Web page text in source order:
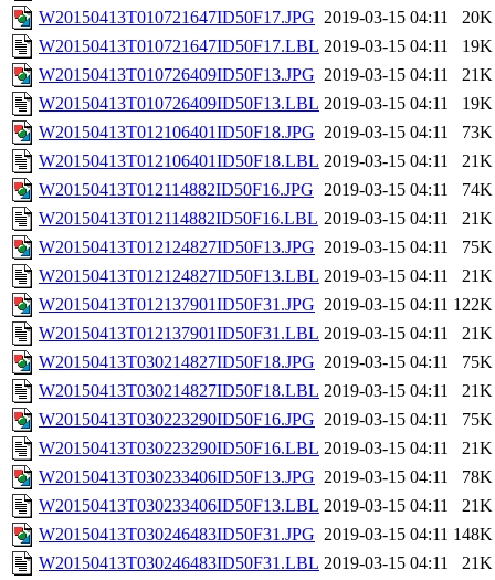
W20150413T010721647ID50F17.JPG 2019-03-15 04:11
20K
W20150413T010721647ID50F17.LBL 2019-03-15 04:11
19K
W20150413T010726409ID50F13.JPG 2019-03-15 04:11
21K
W20150413T010726409ID50F13.LBL 2019-03-15 04:11
19K
W20150413T012106401ID50F18.JPG 2019-03-15 04:11
73K
W20150413T012106401ID50F18.LBL 2019-03-15 04:11
21K
W20150413T012114882ID50F16.JPG 2019-03-15 04:11
74K
W20150413T012114882ID50F16.LBL 2019-03-15 04:11
21K
W20150413T012124827ID50F13.JPG 2019-03-15 04:11
75K
W20150413T012124827ID50F13.LBL 2019-03-15 04:11
21K
W20150413T012137901ID50F31.JPG 2019-03-15 04:11 122K
W20150413T012137901ID50F31.LBL 2019-03-15 04:11
21K
W20150413T030214827ID50F18.JPG 2019-03-15 04:11
75K
W20150413T030214827ID50F18.LBL 2019-03-15 04:11
21K
W20150413T030223290ID50F16.JPG 2019-03-15 04:11
75K
W20150413T030223290ID50F16.LBL 2019-03-15 04:11
21K
W20150413T030233406ID50F13.JPG 2019-03-15 04:11
78K
W20150413T030233406ID50F13.LBL 2019-03-15 04:11
21K
W20150413T030246483ID50F31.JPG 2019-03-15 04:11 148K
W20150413T030246483ID50F31.LBL 2019-03-15 04:11
21K